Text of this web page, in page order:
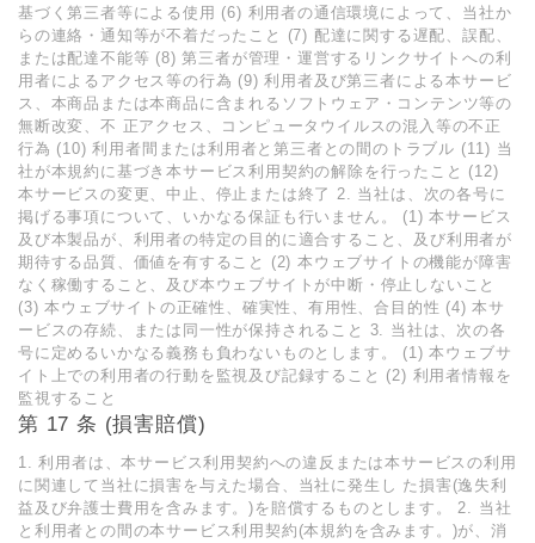
基づく第三者等による使用 (6) 利用者の通信環境によって、当社か
らの連絡・通知等が不着だったこと (7) 配達に関する遅配、誤配、
または配達不能等 (8) 第三者が管理・運営するリンクサイトへの利
用者によるアクセス等の行為 (9) 利用者及び第三者による本サービ
ス、本商品または本商品に含まれるソフトウェア・コンテンツ等の
無断改変、不 正アクセス、コンピュータウイルスの混入等の不正
行為 (10) 利用者間または利用者と第三者との間のトラブル (11) 当
社が本規約に基づき本サービス利用契約の解除を行ったこと (12)
本サービスの変更、中止、停止または終了 2. 当社は、次の各号に
掲げる事項について、いかなる保証も行いません。 (1) 本サービス
及び本製品が、利用者の特定の目的に適合すること、及び利用者が
期待する品質、価値を有すること (2) 本ウェブサイトの機能が障害
なく稼働すること、及び本ウェブサイトが中断・停止しないこと
(3) 本ウェブサイトの正確性、確実性、有用性、合目的性 (4) 本サ
ービスの存続、または同一性が保持されること 3. 当社は、次の各
号に定めるいかなる義務も負わないものとします。 (1) 本ウェブサ
イト上での利用者の行動を監視及び記録すること (2) 利用者情報を
監視すること
第 17 条 (損害賠償)
1. 利用者は、本サービス利用契約への違反または本サービスの利用
に関連して当社に損害を与えた場合、当社に発生し た損害(逸失利
益及び弁護士費用を含みます。)を賠償するものとします。 2. 当社
と利用者との間の本サービス利用契約(本規約を含みます。)が、消